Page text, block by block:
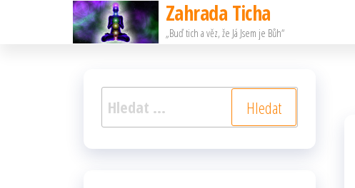
Zahrada Ticha
„Buď tich a věz, že Já Jsem je Bůh“
Vyhledávání